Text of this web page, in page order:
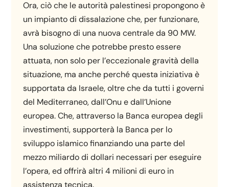
Ora, ciò che le autorità palestinesi propongono è
un impianto di dissalazione che, per funzionare,
avrà bisogno di una nuova centrale da 90 MW.
Una soluzione che potrebbe presto essere
attuata, non solo per l’eccezionale gravità della
situazione, ma anche perché questa iniziativa è
supportata da Israele, oltre che da tutti i governi
del Mediterraneo, dall’Onu e dall’Unione
europea. Che, attraverso la Banca europea degli
investimenti, supporterà la Banca per lo
sviluppo islamico finanziando una parte del
mezzo miliardo di dollari necessari per eseguire
l’opera, ed offrirà altri 4 milioni di euro in
assistenza tecnica.